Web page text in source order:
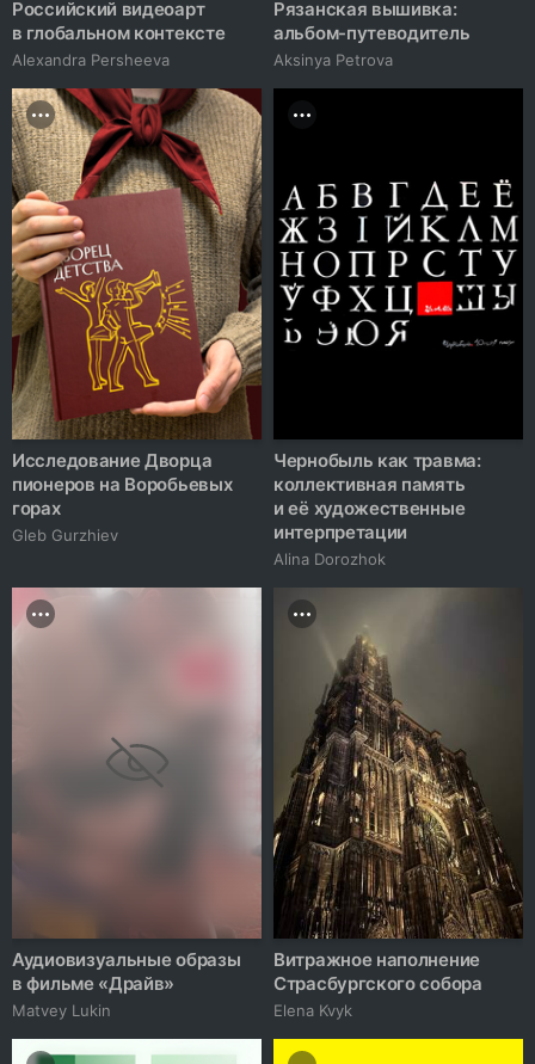
Российский видеоарт
в глобальном контексте
Alexandra Persheeva
Рязанская вышивка:
альбом-путеводитель
Aksinya Petrova
Исследование Дворца
пионеров на Воробьевых
горах
Gleb Gurzhiev
Чернобыль как травма:
коллективная память
и её художественные
интерпретации
Alina Dorozhok
Аудиовизуальные образы
в фильме «Драйв»
Matvey Lukin
Витражное наполнение
Страсбургского собора
Elena Kvyk